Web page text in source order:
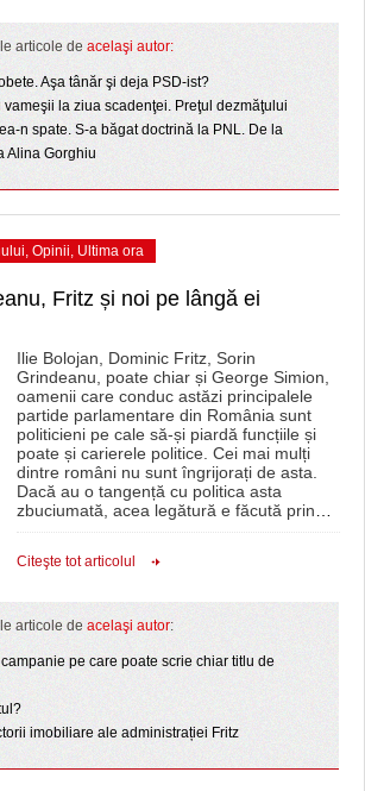
ŞI GRĂDINIŢE DIN TIMIŞ
TIMIŞ
articole de acelaşi autor:
Aşa tânăr şi deja PSD-ist?
vameşii la ziua scadenţei. Preţul dezmăţului
n spate. S-a băgat doctrină la PNL. De la
Alina Gorghiu
, Opinii, Ultima ora
Fritz și noi pe lângă ei
Ilie Bolojan, Dominic Fritz, Sorin
Grindeanu, poate chiar și George Simion,
oamenii care conduc astăzi principalele
partide parlamentare din România sunt
politicieni pe cale să-și piardă funcțiile și
poate și carierele politice. Cei mai mulți
dintre români nu sunt îngrijorați de asta.
Dacă au o tangență cu politica asta
zbuciumată, acea legătură e făcută prin…
Citeşte tot articolul
articole de acelaşi autor:
pe care poate scrie chiar titlu de
imobiliare ale administrației Fritz